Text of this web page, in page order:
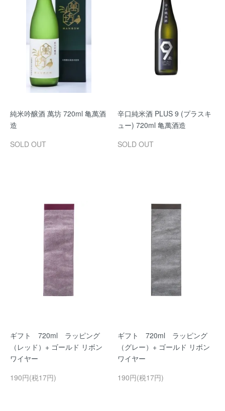
純米吟醸酒 萬坊 720ml 亀萬酒
造
SOLD OUT
辛口純米酒 PLUS 9 (プラスキ
ュー) 720ml 亀萬酒造
SOLD OUT
ギフト 720ml ラッピング
（レッド）+ ゴールド リボン
ワイヤー
190円(税17円)
ギフト 720ml ラッピング
（グレー）+ ゴールド リボン
ワイヤー
190円(税17円)